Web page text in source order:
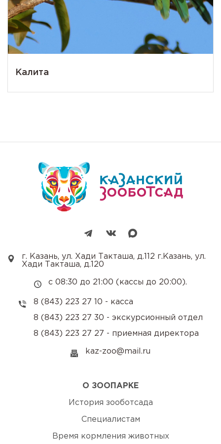
Калита
О ЗООПАРКЕ
История зооботсада
Специалистам
Время кормления животных
г. Казань, ул. Хади Такташа, д.112 г.Казань, ул.
Хади Такташа, д.120
с 08:30 до 21:00 (кассы до 20:00).
8 (843) 223 27 10 - касса
8 (843) 223 27 30 - экскурсионный отдел
8 (843) 223 27 27 - приемная директора
kaz-zoo@mail.ru